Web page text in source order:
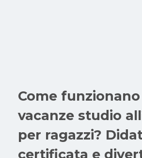
Come
vacanze studio
per ragazzi?
certificata e